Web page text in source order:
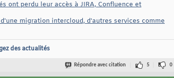
ont perdu leur accès à JIRA, Confluence et
migration intercloud, d'autres services comme
des actualités
Répondre avec citation 5 0